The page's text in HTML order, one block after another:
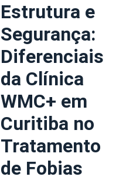
Estrutura e
Segurança:
Diferenciais
da Clínica
WMC+ em
Curitiba no
Tratamento
de Fobias